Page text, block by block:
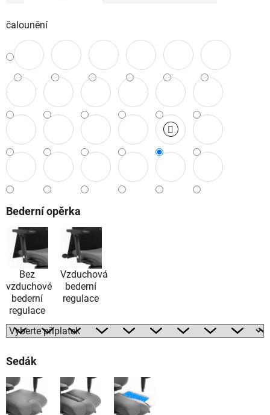
čalounění
Bederní opěrka
Bez
vzduchové
bederní
regulace
Vzduchová
bederní
regulace
Sedák